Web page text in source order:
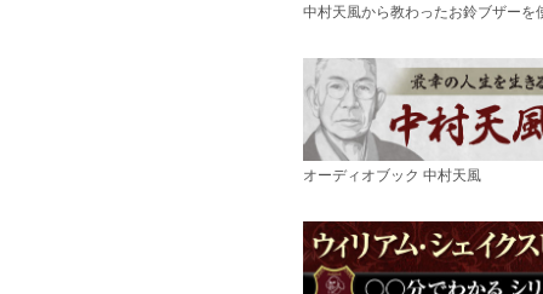
中村天風から教わったお鈴ブザーを
オーディオブック 中村天風